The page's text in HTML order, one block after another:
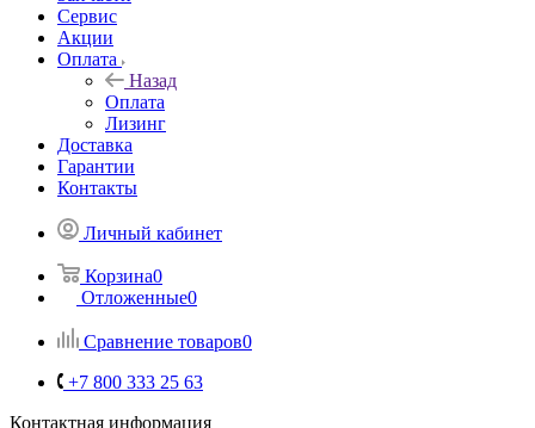
Сервис
Акции
Оплата
Назад
Оплата
Лизинг
Доставка
Гарантии
Контакты
Личный кабинет
Корзина0
Отложенные0
Сравнение товаров0
+7 800 333 25 63
Контактная информация